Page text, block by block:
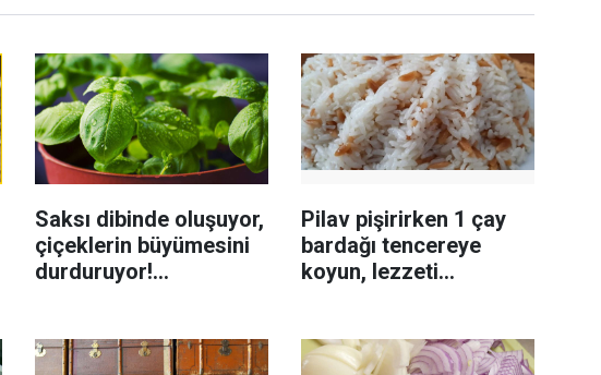
Saksı dibinde oluşuyor,
çiçeklerin büyümesini
durduruyor!
Pilav pişirirken 1 çay
bardağı tencereye
koyun, lezzeti